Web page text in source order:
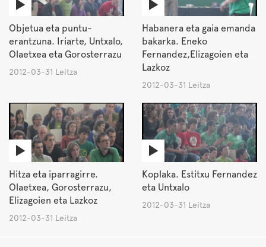
Objetua eta puntu-
erantzuna. Iriarte, Untxalo,
Olaetxea eta Gorosterrazu
2012-03-31 Leitza
Habanera eta gaia emanda
bakarka. Eneko
Fernandez,Elizagoien eta
Lazkoz
2012-03-31 Leitza
Hitza eta iparragirre.
Olaetxea, Gorosterrazu,
Elizagoien eta Lazkoz
2012-03-31 Leitza
Koplaka. Estitxu Fernandez
eta Untxalo
2012-03-31 Leitza